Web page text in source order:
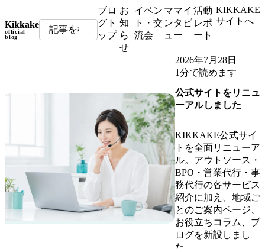
Kikkake
official
blog
ブロ
グト
ップ
お
知
ら
せ
イベン
ト・交
流会
ママイ
ンタビ
ュー
活動
レポ
ート
KIKKAKE
サイトへ
2026年7月28日
1分で読めます
公式サイトをリニュ
ーアルしました
KIKKAKE公式サイ
トを全面リニューア
ル。アウトソース・
BPO・営業代行・事
務代行の各サービス
紹介に加え、地域ご
とのご案内ページ、
お役立ちコラム、ブ
ログを新設しまし
た。